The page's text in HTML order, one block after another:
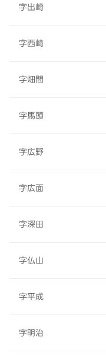
字出崎
字西崎
字畑間
字馬頭
字広野
字広面
字深田
字仏山
字平成
字明治